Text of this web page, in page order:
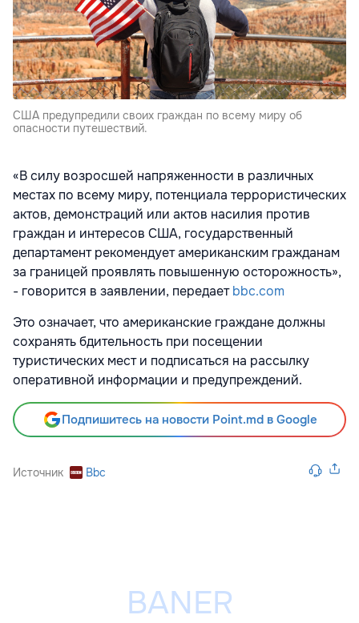
США предупредили своих граждан по всему миру об
опасности путешествий.
«В силу возросшей напряженности в различных
местах по всему миру, потенциала террористических
актов, демонстраций или актов насилия против
граждан и интересов США, государственный
департамент рекомендует американским гражданам
за границей проявлять повышенную осторожность»,
- говорится в заявлении, передаетbbc.com
Это означает, что американские граждане должны
сохранять бдительность при посещении
туристических мест и подписаться на рассылку
оперативной информации и предупреждений.
Подпишитесь на новости Point.md в Google
Источник Bbc